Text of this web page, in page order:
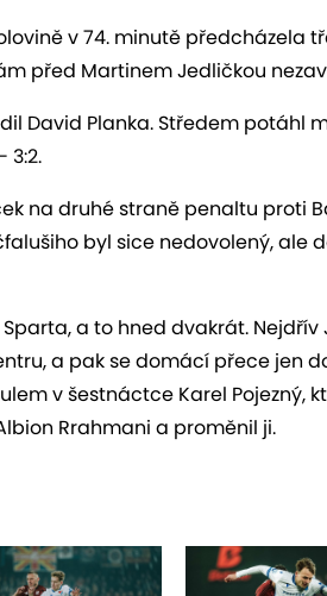
v 74. minutě předcházela
před Martinem Jedličkou
David Planka. Středem potáhl
3:2.
na druhé straně penaltu proti
byl sice nedovolený, ale
a to hned dvakrát.
a pak se domácí přece jen
v šestnáctce Karel Pojezný,
Rrahmani a proměnil ji.